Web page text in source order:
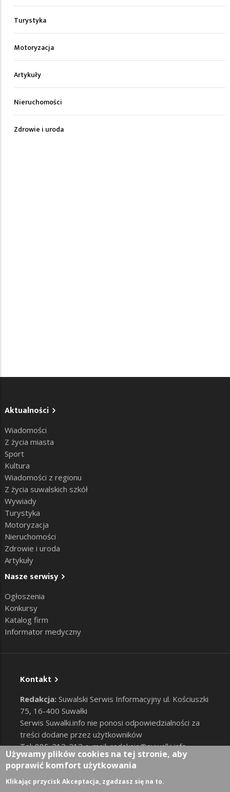
Turystyka
Motoryzacja
Artykuły
Nieruchomości
Zdrowie i uroda
Aktualności
Wiadomości
Z życia miasta
Sport
Kultura
Wiadomości z regionu
Z życia suwalskich szkół
Wywiady
Turystyka
Motoryzacja
Nieruchomości
Zdrowie i uroda
Artykuły
Nasze serwisy
Ogłoszenia
Konkursy
Katalog firm
Informator medyczny
Kontakt
Redakcja: Suwalski Serwis Informacyjny ul. Kościuszki
75, 16-400 Suwałki
Serwis Suwalki.info nie ponosi odpowiedzialności za
treści dodane przez użytkowników
Tel: 885-212-212 e-mail:redakcja@suwalki.info,
reklama@suwalki.info
RODO |Cookies
User account menu
Zaloguj
Używamy plików cookies na tej stronie, aby
poprawić komfort użytkowania
Klikając przycisk Akceptacja, zgadzasz się na to.